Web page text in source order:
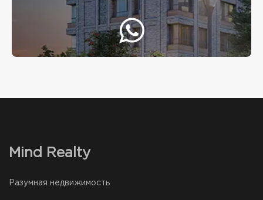
Mind Realty
Разумная недвижимость